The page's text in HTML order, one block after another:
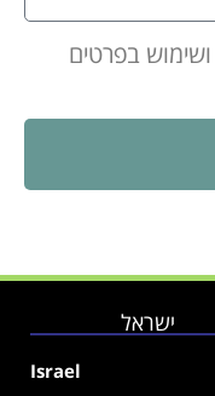
בפרטים
ישראל
Israel